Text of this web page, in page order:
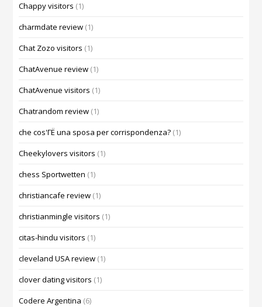
Chappy visitors (1)
charmdate review (1)
Chat Zozo visitors (1)
ChatAvenue review (1)
ChatAvenue visitors (1)
Chatrandom review (1)
che cos'ГЁ una sposa per corrispondenza? (1)
Cheekylovers visitors (1)
chess Sportwetten (1)
christiancafe review (1)
christianmingle visitors (1)
citas-hindu visitors (1)
cleveland USA review (1)
clover dating visitors (1)
Codere Argentina (6)